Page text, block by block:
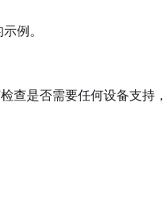
例。
查是否需要任何设备支持，